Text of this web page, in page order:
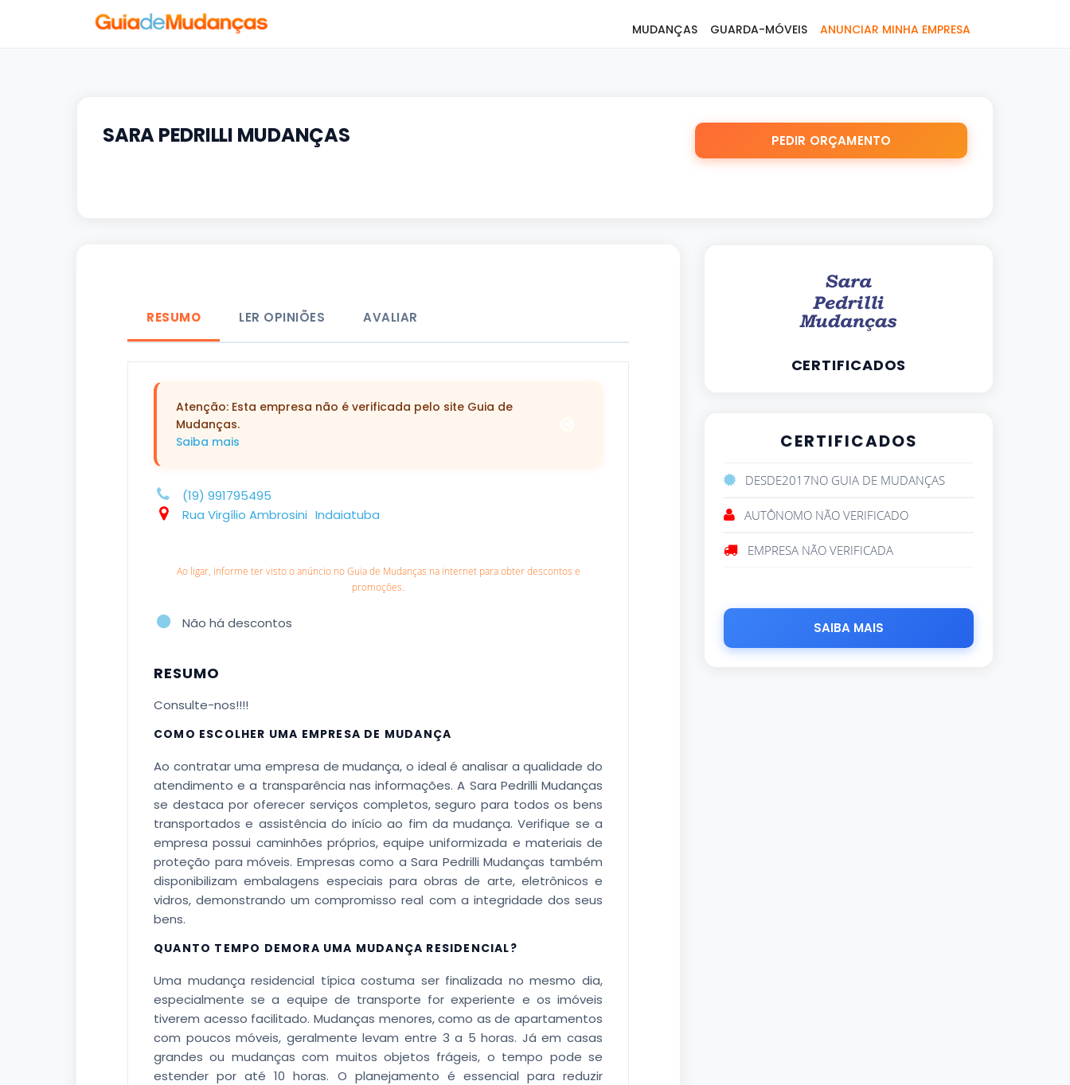
MUDANÇAS GUARDA-MÓVEIS ANUNCIAR MINHA EMPRESA
SARA PEDRILLI MUDANÇAS PEDIR ORÇAMENTO
RESUMO LER OPINIÕES AVALIAR
Atenção: Esta empresa não é verificada pelo site Guia de
Mudanças.
Saiba mais
(19) 991795495
Rua Virgílio Ambrosini Indaiatuba
Ao ligar, informe ter visto o anúncio no Guia de Mudanças na internet para obter descontos e
promoções.
Não há descontos
RESUMO
Consulte-nos!!!!
COMO ESCOLHER UMA EMPRESA DE MUDANÇA
Ao contratar uma empresa de mudança, o ideal é analisar a qualidade do
atendimento e a transparência nas informações. A Sara Pedrilli Mudanças
se destaca por oferecer serviços completos, seguro para todos os bens
transportados e assistência do início ao fim da mudança. Verifique se a
empresa possui caminhões próprios, equipe uniformizada e materiais de
proteção para móveis. Empresas como a Sara Pedrilli Mudanças também
disponibilizam embalagens especiais para obras de arte, eletrônicos e
vidros, demonstrando um compromisso real com a integridade dos seus
bens.
QUANTO TEMPO DEMORA UMA MUDANÇA RESIDENCIAL?
Uma mudança residencial típica costuma ser finalizada no mesmo dia,
especialmente se a equipe de transporte for experiente e os imóveis
tiverem acesso facilitado. Mudanças menores, como as de apartamentos
com poucos móveis, geralmente levam entre 3 a 5 horas. Já em casas
grandes ou mudanças com muitos objetos frágeis, o tempo pode se
estender por até 10 horas. O planejamento é essencial para reduzir
CERTIFICADOS
CERTIFICADOS
DESDE2017NO GUIA DE MUDANÇAS
AUTÔNOMO NÃO VERIFICADO
EMPRESA NÃO VERIFICADA
SAIBA MAIS